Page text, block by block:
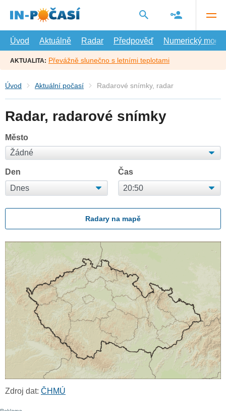
hlavní
Úvod
Aktuálně Radar Předpověď Numerický model
AKTUALITA: Převážně slunečno s letními teplotami
Úvod Aktuální počasí Radarové snímky, radar
Radar, radarové snímky
Město
Den Čas
Radary na mapě
Zdroj dat: ČHMÚ